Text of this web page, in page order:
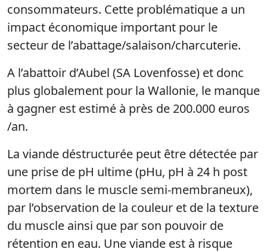
consommateurs. Cette problématique a un
impact économique important pour le
secteur de l’abattage/salaison/charcuterie.
A l’abattoir d’Aubel (SA Lovenfosse) et donc
plus globalement pour la Wallonie, le manque
à gagner est estimé à près de 200.000 euros
/an.
La viande déstructurée peut être détectée par
une prise de pH ultime (pHu, pH à 24 h post
mortem dans le muscle semi-membraneux),
par l’observation de la couleur et de la texture
du muscle ainsi que par son pouvoir de
rétention en eau. Une viande est à risque